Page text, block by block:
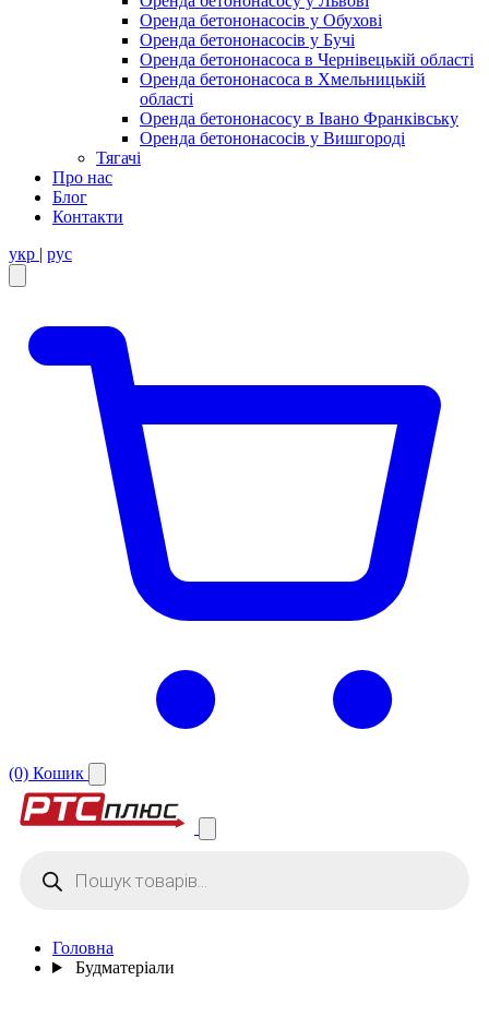
Оренда бетононасосів у Обухові
Оренда бетононасосів у Бучі
Оренда бетононасоса в Чернівецькій області
Оренда бетононасоса в Хмельницькій
області
Оренда бетононасосу в Івано Франківську
Оренда бетононасосів у Вишгороді
Тягачі
Про нас
Блог
Контакти
укр | рус
(0) Кошик
search
Головна
Будматеріали